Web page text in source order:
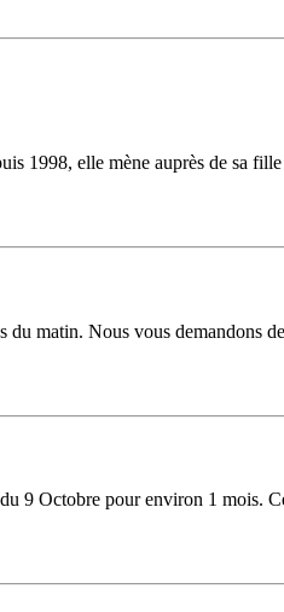
1998, elle mène auprès de sa
matin. Nous vous demandons
9 Octobre pour environ 1 mois.